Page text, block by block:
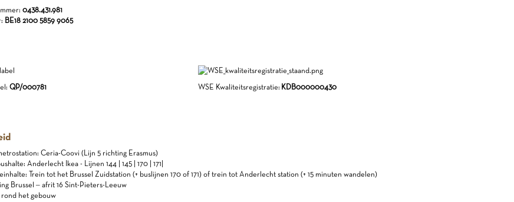
0438.431.981
BE18 2100 5859 9065
QP/000781 WSE Kwaliteitsregistratie: KDB000000430
Ceria-Coovi (Lijn 5 richting Erasmus)
Anderlecht Ikea - Lijnen 144 | 145 | 170 | 171|
Trein tot het Brussel Zuidstation (+ buslijnen 170 of 171) of trein tot Anderlecht station (+ 15 minuten wandelen)
Brussel – afrit 16 Sint-Pieters-Leeuw
het gebouw